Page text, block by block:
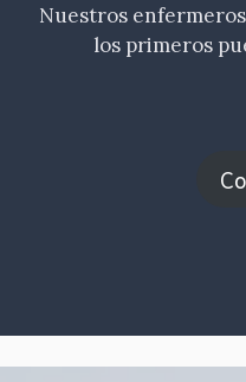
Nuestros
los primeros